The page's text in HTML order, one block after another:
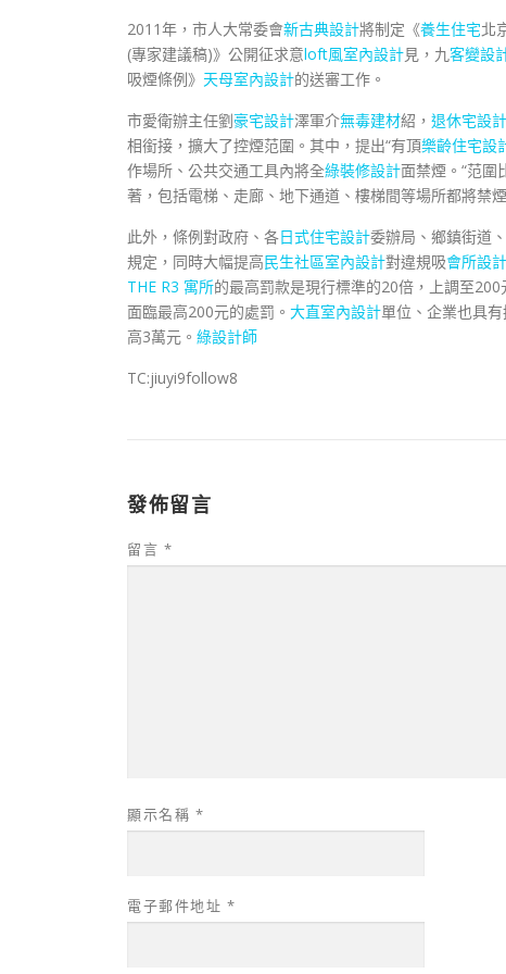
2011年，市人大常委會新古典設計將制定《養生住宅北
(專家建議稿)》公開征求意loft風室內設計見，九客變設
吸煙條例》 天母室內設計的送審工作。
市愛衛辦主任劉豪宅設計澤軍介無毒建材紹， 退休宅設計
相銜接，擴大了控煙范圍。其中，提出“有頂樂齡住宅設
作場所、公共交通工具內將全綠裝修設計面禁煙。“范圍
著，包括電梯、走廊、地下通道、樓梯間等場所都將禁煙
此外，條例對政府、各日式住宅設計委辦局、鄉鎮街道
規定，同時大幅提高民生社區室內設計對違規吸會所設計
THE R3 寓所的最高罰款是現行標準的20倍，上調至200
面臨最高200元的處罰。 大直室內設計單位、企業也具
高3萬元。 綠設計師
TC:jiuyi9follow8
發佈留言
留言 *
顯示名稱 *
電子郵件地址 *